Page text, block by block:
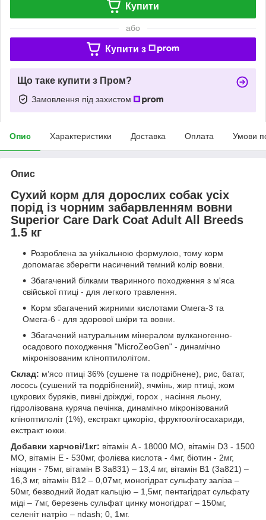
Купити
або
Купити з
Що таке купити з Пром?
Замовлення під захистом
Опис Характеристики Доставка Оплата Умови
Опис
Сухий корм для дорослих собак усіх
порід із чорним забарвленням вовни
Superior Care Dark Coat Adult All Breeds
1.5 кг
Розроблена за унікальною формулою, тому корм
допомагає зберегти насичений темний колір вовни.
Збагачений білками тваринного походження з м'яса
свійської птиці - для легкого травлення.
Корм збагачений жирними кислотами Омега-3 та
Омега-6 - для здорової шкіри та вовни.
Збагачений натуральним мінералом вулканогенно-
осадового походження "MicroZeoGen" - динамічно
мікронізованим кліноптилолітом.
Склад: м’ясо птиці 36% (сушене та подрібнене), рис, батат,
лосось (сушений та подрібнений), ячмінь, жир птиці, жом
цукрових буряків, пивні дріжджі, горох , насіння льону,
гідролізована куряча печінка, динамічно мікронізований
кліноптилоліт (1%), екстракт цикорію, фруктоолігосахариди,
екстракт юкки.
Добавки харчові/1кг: вітамін A - 18000 MО, вітамін D3 - 1500
MО, вітамін E - 530мг, фолієва кислота - 4мг, біотин - 2мг,
ніацин - 75мг, вітамін B 3a831) – 13,4 мг, вітамін B1 (3a821) –
16,3 мг, вітамін B12 – 0,07мг, моногідрат сульфату заліза –
50мг, безводний йодат кальцію – 1,5мг, пентагідрат сульфату
міді – 7мг, березень сульфат цинку моногідрат – 150мг,
селеніт натрію – ndash; 0, 1мг.